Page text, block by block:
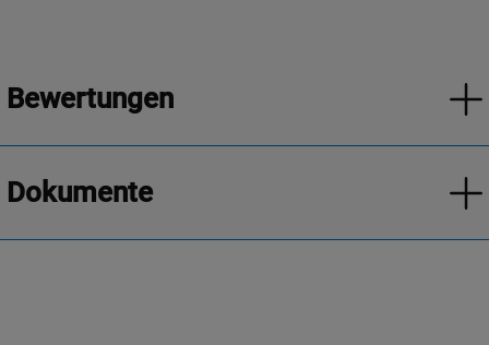
Bewertungen
Dokumente